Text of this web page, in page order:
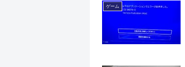
ゲーム